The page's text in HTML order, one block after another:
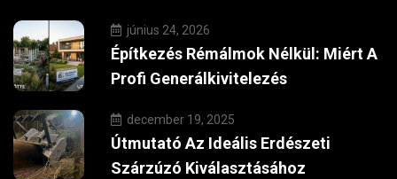
június 24, 2026
Építkezés Rémálmok Nélkül: Miért A
Profi Generálkivitelezés
december 19, 2025
Útmutató Az Ideális Erdészeti
Szárzúzó Kiválasztásához